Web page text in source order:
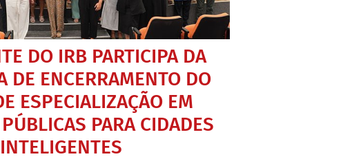
DO IRB PARTICIPA DA
DE ENCERRAMENTO DO
ESPECIALIZAÇÃO EM
PARA CIDADES
INTELIGENTES